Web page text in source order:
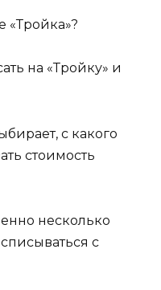
«Тройка»?
на «Тройку» и
с какого
стоимость
несколько
с